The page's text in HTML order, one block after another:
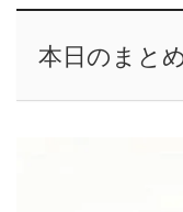
本日のまと